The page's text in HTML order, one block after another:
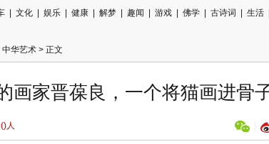
文化 娱乐 健康 解梦 趣闻 游戏 佛学 古诗词 生活
中华艺术 > 正文
画家晋葆良，一个将猫画进骨
)人